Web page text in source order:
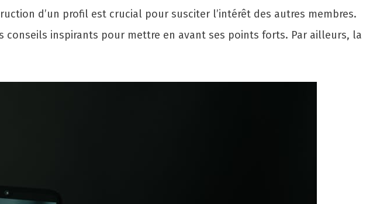
d’un profil est crucial pour susciter l’intérêt des autres membres.
conseils inspirants pour mettre en avant ses points forts. Par ailleurs, la